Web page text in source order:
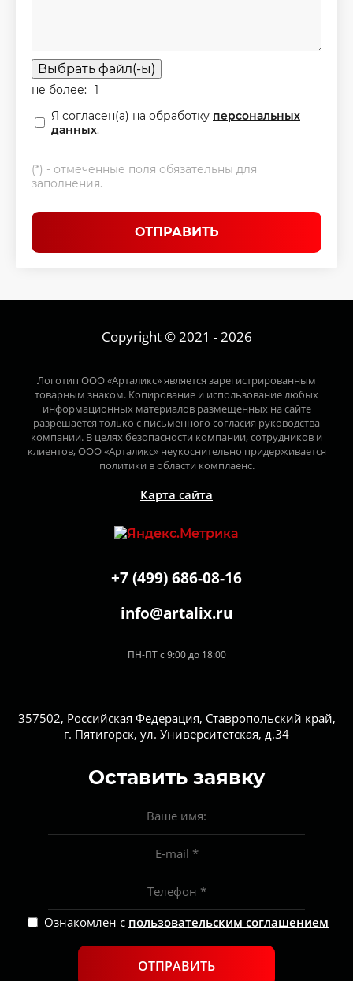
Выбрать файл(-ы)
не более:
1
Я согласен(а) на обработку персональных
данных.
(*) - отмеченные поля обязательны для
заполнения.
ОТПРАВИТЬ
Copyright © 2021 - 2026
Логотип ООО «Арталикс» является зарегистрированным
товарным знаком. Копирование и использование любых
информационных материалов размещенных на сайте
разрешается только с письменного согласия руководства
компании. В целях безопасности компании, сотрудников и
клиентов, ООО «Арталикс» неукоснительно придерживается
политики в области комплаенс.
Карта сайта
+7 (499) 686-08-16
info@artalix.ru
ПН-ПТ с 9:00 до 18:00
357502, Российская Федерация, Ставропольский край,
г. Пятигорск, ул. Университетская, д.34
Оставить заявку
Ознакомлен с пользовательским соглашением
ОТПРАВИТЬ